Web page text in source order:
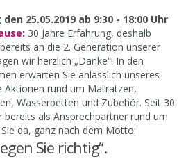
25.05.2019 ab 9:30 - 18:00 Uhr
30 Jahre Erfahrung, deshalb
an die 2. Generation unserer
wir herzlich „Danke“! In den
erwarten Sie anlässlich unseres
Aktionen rund um Matratzen,
Wasserbetten und Zubehör. Seit 30
bereits als Ansprechpartner rund um
da, ganz nach dem Motto:
Sie richtig“.